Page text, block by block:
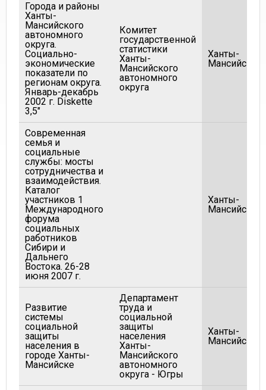
Города и районы
Ханты-
Мансийского
автономного
округа.
Социально-
экономические
показатели по
регионам округа.
Январь-декабрь
2002 г. Diskette
3,5"
Комитет
государственной
статистики
Ханты-
Мансийского
автономного
округа
Ханты-
Мансийск
Современная
семья и
социальные
службы: мосты
сотрудничества и
взаимодействия.
Каталог
участников 1
Международного
форума
социальных
работников
Сибири и
Дальнего
Востока. 26-28
июня 2007 г.
Ханты-
Мансийск
Развитие
системы
социальной
защиты
населения в
городе Ханты-
Мансийске
Департамент
труда и
социальной
защиты
населения
Ханты-
Мансийского
автономного
округа - Югры
Ханты-
Мансийск